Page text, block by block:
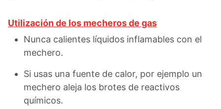
Utilización de los mecheros de gas
Nunca calientes líquidos inflamables con el
mechero.
Si usas una fuente de calor, por ejemplo un
mechero aleja los brotes de reactivos
químicos.